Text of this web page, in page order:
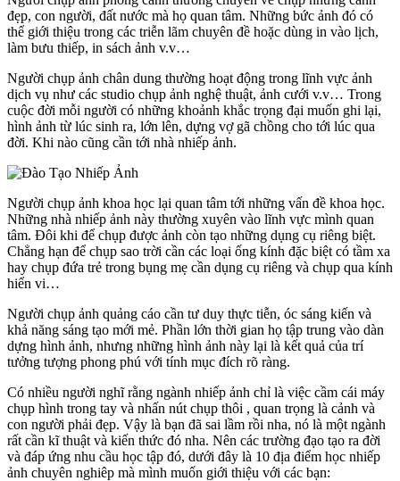
đẹp, con người, đất nước mà họ quan tâm. Những bức ảnh đó có
thể giới thiệu trong các triễn lãm chuyên đề hoặc dùng in vào lịch,
làm bưu thiếp, in sách ảnh v.v…
Người chụp ảnh chân dung thường hoạt động trong lĩnh vực ảnh
dịch vụ như các studio chụp ảnh nghệ thuật, ảnh cưới v.v… Trong
cuộc đời mỗi người có những khoảnh khắc trọng đại muốn ghi lại,
hình ảnh từ lúc sinh ra, lớn lên, dựng vợ gã chồng cho tới lúc qua
đời. Khi nào cũng cần tới nhà nhiếp ảnh.
Người chụp ảnh khoa học lại quan tâm tới những vấn đề khoa học.
Những nhà nhiếp ảnh này thường xuyên vào lĩnh vực mình quan
tâm. Đôi khi để chụp được ảnh còn tạo những dụng cụ riêng biệt.
Chẳng hạn để chụp sao trời cần các loại ống kính đặc biệt có tầm xa
hay chụp đứa trẻ trong bụng mẹ cần dụng cụ riêng và chụp qua kính
hiển vi…
Người chụp ảnh quảng cáo cần tư duy thực tiễn, óc sáng kiến và
khả năng sáng tạo mới mẻ. Phần lớn thời gian họ tập trung vào dàn
dựng hình ảnh, nhưng những hình ảnh này lại là kết quả của trí
tưởng tượng phong phú với tính mục đích rõ ràng.
Có nhiều người nghĩ rằng ngành nhiếp ảnh chỉ là việc cầm cái máy
chụp hình trong tay và nhấn nút chụp thôi , quan trọng là cảnh và
con người phải đẹp. Vậy là bạn đã sai lầm rồi nha, nó là một ngành
rất cần kĩ thuật và kiến thức đó nha. Nên các trường đạo tạo ra đời
và đáp ứng nhu cầu học tập đó, dưới đây là 10 địa điểm học nhiếp
ảnh chuyên nghiêp mà mình muốn giới thiệu với các bạn: